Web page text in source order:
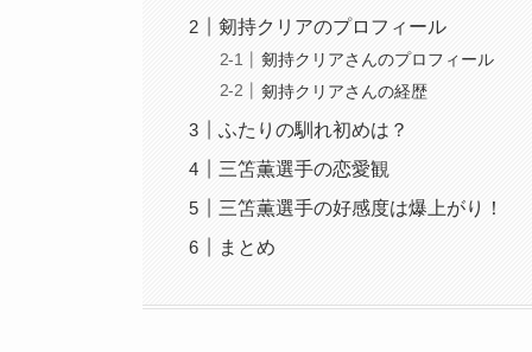
剱持クリアのプロフィール
剱持クリアさんのプロフィール
剱持クリアさんの経歴
ふたりの馴れ初めは？
三笘薫選手の恋愛観
三笘薫選手の好感度は爆上がり！
まとめ